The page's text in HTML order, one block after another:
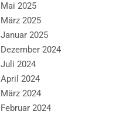
Mai 2025
März 2025
Januar 2025
Dezember 2024
Juli 2024
April 2024
März 2024
Februar 2024